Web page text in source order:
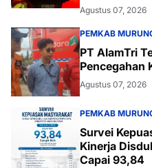
Agustus 07, 2026
PEMKAB
PT AlamTri
Pencegahan
Agustus 07, 2026
PEMKAB
Survei
Kinerja
Capai 93,84